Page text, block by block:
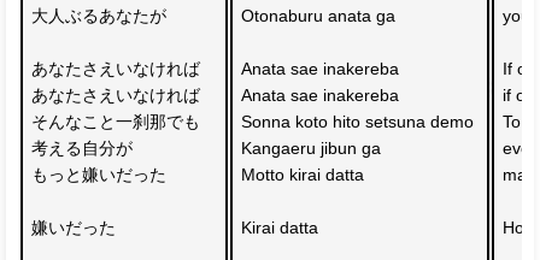
大人ぶるあなたが
あなたさえいなければ
あなたさえいなければ
そんなこと一刹那でも
考える自分が
もっと嫌いだった
嫌いだった
Otonaburu anata ga
Anata sae inakereba
Anata sae inakereba
Sonna koto hito setsuna demo
Kangaeru jibun ga
Motto kirai datta
Kirai datta
you
If
if
To